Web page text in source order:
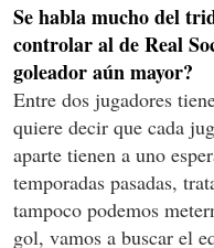
Se habla mucho del
controlar al de Real
goleador aún mayor?
Entre dos jugadores
quiere decir que cada
aparte tienen a uno
temporadas pasadas,
tampoco podemos
gol, vamos a buscar el